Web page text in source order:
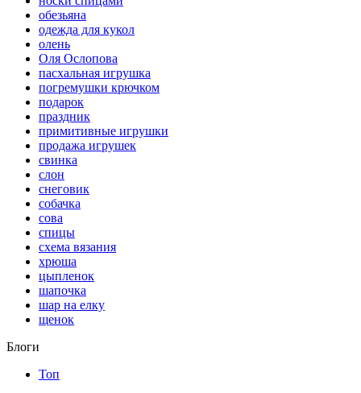
обезьяна
одежда для кукол
олень
Оля Ослопова
пасхальная игрушка
погремушки крючком
подарок
праздник
примитивные игрушки
продажа игрушек
свинка
слон
снеговик
собачка
сова
спицы
схема вязания
хрюша
цыпленок
шапочка
шар на елку
щенок
Блоги
Топ